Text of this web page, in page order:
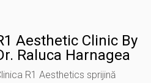
Aesthetic Clinic By
Raluca Harnagea
R1 Aesthetics sprijină